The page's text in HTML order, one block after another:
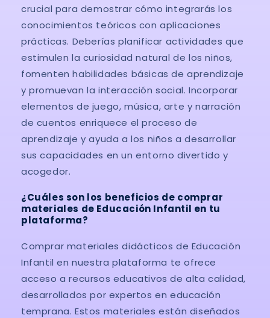
crucial para demostrar cómo integrarás los
conocimientos teóricos con aplicaciones
prácticas. Deberías planificar actividades que
estimulen la curiosidad natural de los niños,
fomenten habilidades básicas de aprendizaje
y promuevan la interacción social. Incorporar
elementos de juego, música, arte y narración
de cuentos enriquece el proceso de
aprendizaje y ayuda a los niños a desarrollar
sus capacidades en un entorno divertido y
acogedor.
¿Cuáles son los beneficios de comprar
materiales de Educación Infantil en tu
plataforma?
Comprar materiales didácticos de Educación
Infantil en nuestra plataforma te ofrece
acceso a recursos educativos de alta calidad,
desarrollados por expertos en educación
temprana. Estos materiales están diseñados